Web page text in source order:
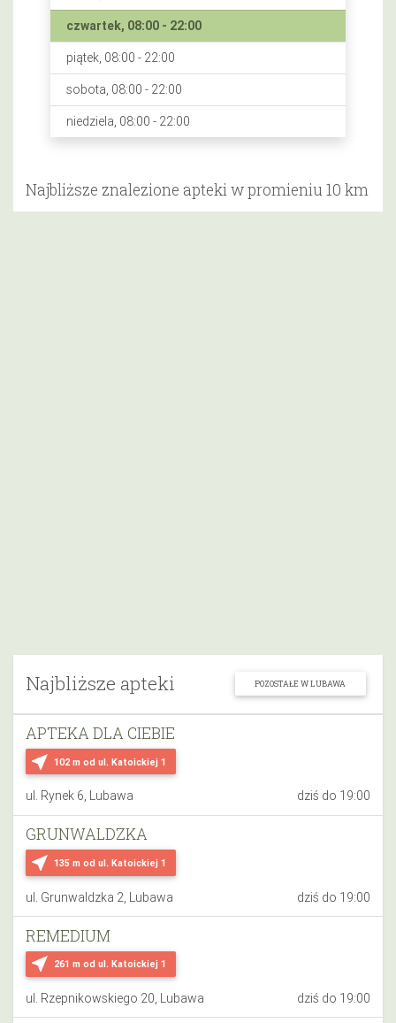
Najbliższe apteki POZOSTAŁE W LUBAWA
near_me 102 m od ul. Katoickiej 1
APTEKA DLA CIEBIE
ul. Rynek 6, Lubawa dziś do 19:00
near_me 135 m od ul. Katoickiej 1
GRUNWALDZKA
ul. Grunwaldzka 2, Lubawa dziś do 19:00
near_me 261 m od ul. Katoickiej 1
REMEDIUM
ul. Rzepnikowskiego 20, Lubawa dziś do 19:00
czwartek, 08:00 - 22:00
piątek, 08:00 - 22:00
sobota, 08:00 - 22:00
niedziela, 08:00 - 22:00
Najbliższe znalezione apteki w promieniu 10 km